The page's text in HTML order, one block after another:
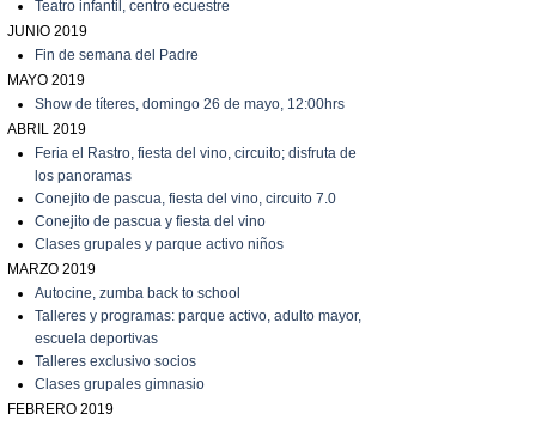
Teatro infantil, centro ecuestre
JUNIO 2019
Fin de semana del Padre
MAYO 2019
Show de títeres, domingo 26 de mayo, 12:00hrs
ABRIL 2019
Feria el Rastro, fiesta del vino, circuito; disfruta de
los panoramas
Conejito de pascua, fiesta del vino, circuito 7.0
Conejito de pascua y fiesta del vino
C lases grupales y parque activo niños
MARZO 2019
Autocine, zumba back to school
Talleres y programas: parque activo, adulto mayor,
escuela deportivas
Talleres exclusivo socios
C lases grupales gimnasio
FEBRERO 2019